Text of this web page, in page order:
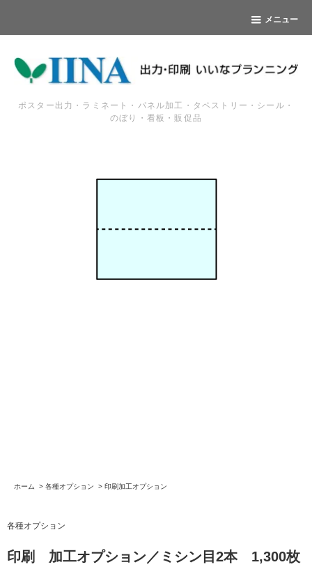
メニュー
ポスター出力・ラミネート・パネル加工・タペストリー・シール・
のぼり・看板・販促品
ホーム > 各種オプション > 印刷加工オプション
各種オプション
印刷 加工オプション／ミシン目2本 1,300枚